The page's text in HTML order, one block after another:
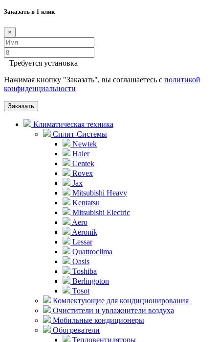
Заказать в 1 клик
×
Требуется установка
Нажимая кнопку "Заказать", вы соглашаетесь с политикой
конфиденциальности
Заказать
Климатическая техника
Сплит-Системы
Newtek
Haier
Centek
Rovex
Jax
Mitsubishi Heavy
Kentatsu
Mitsubishi Electric
Aero
Aeronik
Lessar
Quattroclima
Oasis
Toshiba
Berlingoton
Tosot
Комлектующие для кондиционирования
Очистители и увлажнители воздуха
Мобильные кондиционеры
Обогреватели
Тепловентиляторы